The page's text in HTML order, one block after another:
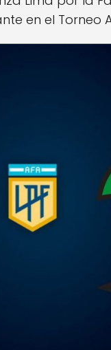
en el Torneo